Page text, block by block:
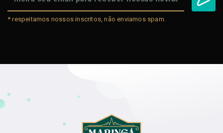
* respeitamos nossos inscritos, não enviamos spam.